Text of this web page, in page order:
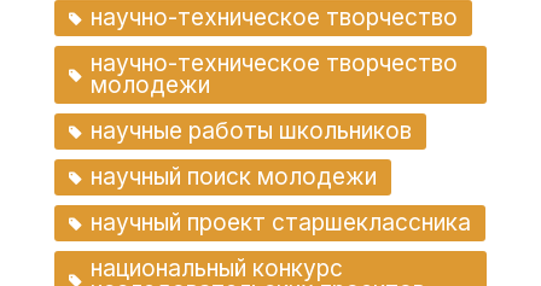
научно-техническое творчество
научно-техническое творчество
молодежи
научные работы школьников
научный поиск молодежи
научный проект старшеклассника
национальный конкурс